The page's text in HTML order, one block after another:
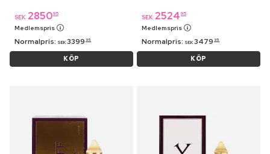
SEK 285095
Medlemspris
Normalpris: SEK 3399 95
KÖP
SEK 2524 95
Medlemspris
Normalpris: SEK 3479 95
KÖP